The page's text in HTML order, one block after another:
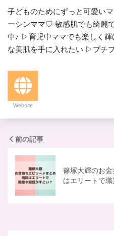
子どものためにずっと可愛い
ーシンママ♡ 敏感肌でも綺麗
中♪ ▷育児中ママでも楽しく
な美肌を手に入れたい ▷プチ
Website
前の記事
篠塚大輝のお
はエリートで